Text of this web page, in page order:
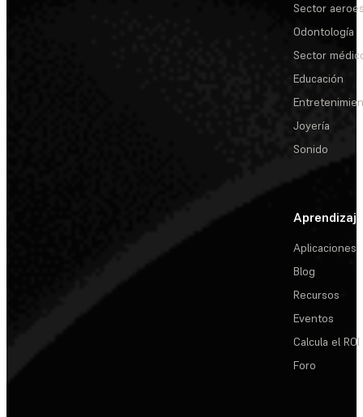
Sector
Odontología
Sector
Educación
Joyería
Sonido
Aprendizaje
Aplicaciones
Blog
Recursos
Eventos
Calcula el ROI
Foro